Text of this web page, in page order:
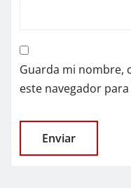
Guarda mi nombre,
este navegador